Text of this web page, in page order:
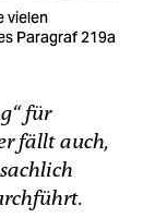
vielen
Paragraf 219a
für
fällt auch,